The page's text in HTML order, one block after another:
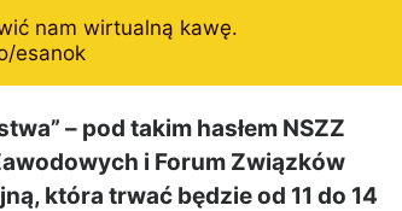
nam wirtualną kawę.
esanok
– pod takim hasłem NSZZ
i Forum Związków
która trwać będzie od 11 do 14